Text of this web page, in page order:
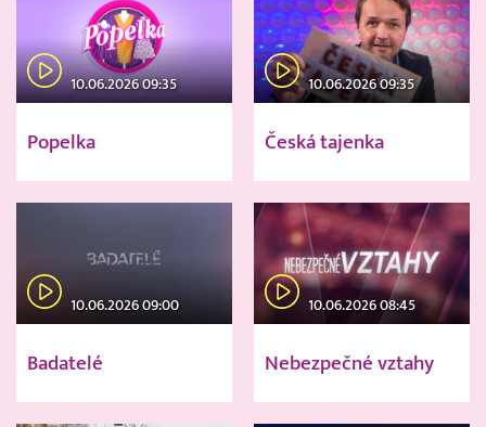
10.06.2026 09:35
Popelka
10.06.2026 09:35
Česká tajenka
10.06.2026 09:00
Badatelé
10.06.2026 08:45
Nebezpečné vztahy